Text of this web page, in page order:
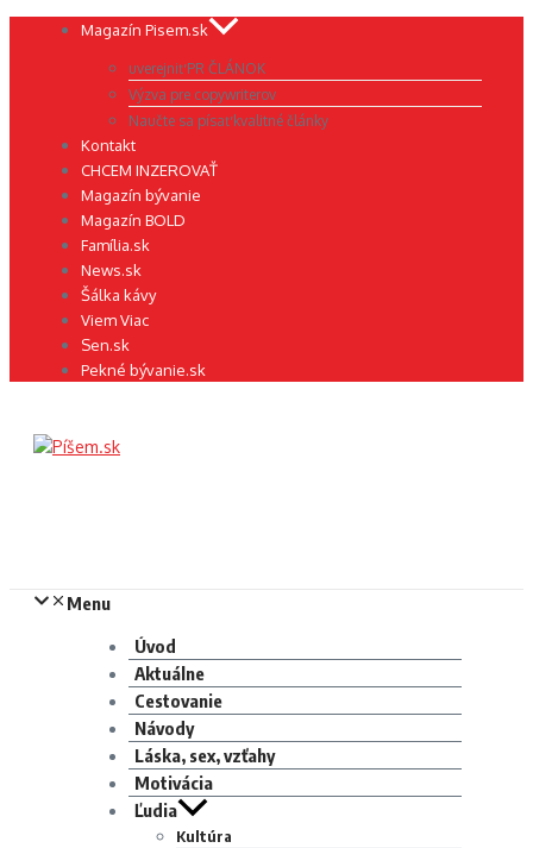
Preskočiť Magazín Pisem.sk
uverejniť PR ČLÁNOK
Výzva pre copywriterov
Naučte sa písať kvalitné články
Kontakt
CHCEM INZEROVAŤ
Magazín bývanie
Magazín BOLD
Família.sk
News.sk
Šálka kávy
Viem Viac
Sen.sk
Pekné bývanie.sk
Menu
Úvod
Aktuálne
Cestovanie
Návody
Láska, sex, vzťahy
Motivácia
Ľudia
Kultúra